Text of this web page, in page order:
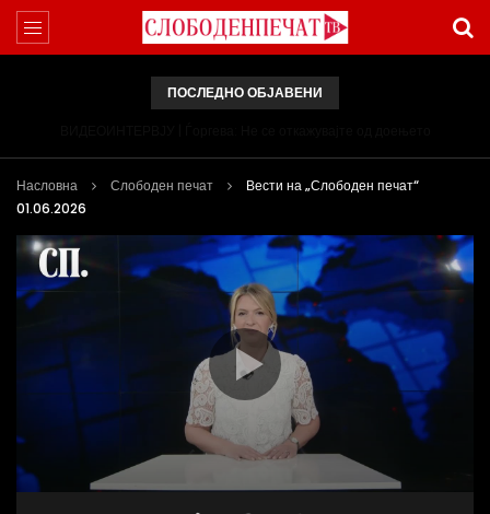
ПОСЛЕДНО ОБЈАВЕНИ
Насловна Слободен печат
Вести на „Слободен печат“
01.06.2026